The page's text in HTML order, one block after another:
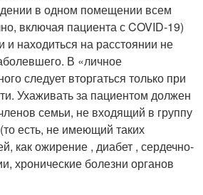
в одном помещении всем
включая пациента с COVID-19)
и находиться на расстоянии не
В «личное
следует вторгаться только при
Ухаживать за пациентом должен
семьи, не входящий в группу
есть, не имеющий таких
как ожирение , диабет , сердечно-
хронические болезни органов